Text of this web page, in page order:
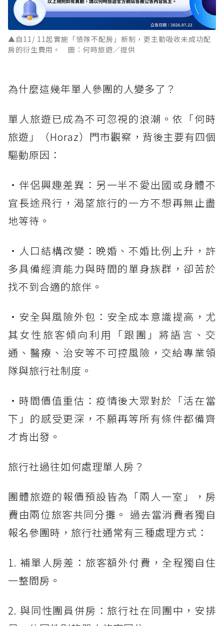
▲自11/ 11起實施「領隊不配房」新制，更主動吸收未成功配
房的衍生費用。 圖：何時旅遊／提供
為什麼這幾年單人參團的人變多了？
單人旅遊已成為不可忽視的浪潮。依「何時
旅遊」（Horaz）門市觀察，背後主要有四個
驅動原因：
・伴侶興趣差異：另一半不愛出國或身體不
宜長途飛行，渴望旅行的一方不想再無止盡
地等待。
・人口結構改變：晚婚、不婚比例上升，許
多具備經濟能力與時間的單身族群，卻苦於
找不到合適的旅伴。
・安全與風險外包：安全成本意識提高，尤
其女性旅客傾向利用「跟團」將語言、交
通、醫療、治安等不可控風險，交給專業領
隊與旅行社制度。
・時間價值重估：疫情後大眾對於「活在當
下」的感受更深，不願再等所有條件都備齊
才肯出發。
旅行社過往如何處理單人房？
團體旅遊的報價預設皆為「兩人一室」，房
費由兩位旅客共同分攤。 過去當消費者獨自
報名參團時，旅行社通常有三種處理方式：
1. 補單人房差：旅客額外付費，全程獨自住
一整間房。
2. 與同性團員併房：旅行社在同團中，安排